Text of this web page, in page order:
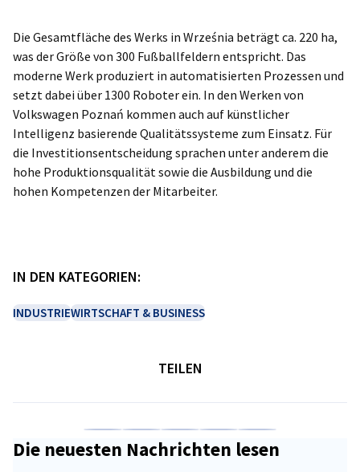
Die Gesamtfläche des Werks in Września beträgt ca. 220 ha,
was der Größe von 300 Fußballfeldern entspricht. Das
moderne Werk produziert in automatisierten Prozessen und
setzt dabei über 1300 Roboter ein. In den Werken von
Volkswagen Poznań kommen auch auf künstlicher
Intelligenz basierende Qualitätssysteme zum Einsatz. Für
die Investitionsentscheidung sprachen unter anderem die
hohe Produktionsqualität sowie die Ausbildung und die
hohen Kompetenzen der Mitarbeiter.
IN DEN KATEGORIEN:
INDUSTRIEWIRTSCHAFT & BUSINESS
TEILEN
Auf Facebook teilen
Auf LinkedIn teilen
Auf X teilenAuf Xing teilen
Die neuesten Nachrichten lesen